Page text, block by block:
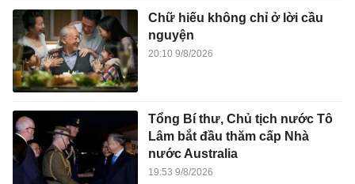
Chữ hiếu không chỉ ở lời cầu
nguyện
20:10 9/8/2026
Tổng Bí thư, Chủ tịch nước Tô
Lâm bắt đầu thăm cấp Nhà
nước Australia
19:53 9/8/2026